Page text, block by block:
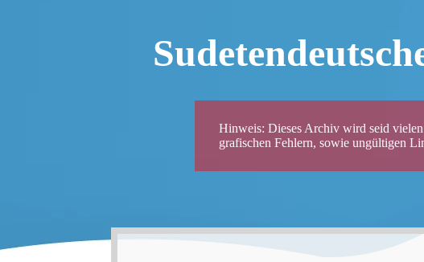
Hinweis: Dieses Archiv wird seid
grafischen Fehlern, sowie ungültigen